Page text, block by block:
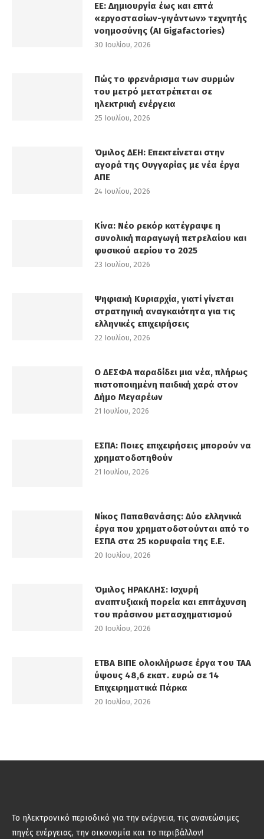
ΕΕ: Δημιουργία έως και επτά
«εργοστασίων-γιγάντων» τεχνητής
νοημοσύνης (AI Gigafactories)
30 Ιουλίου, 2026
Πώς το φρενάρισμα των συρμών
του μετρό μετατρέπεται σε
ηλεκτρική ενέργεια
25 Ιουλίου, 2026
Όμιλος ΔΕΗ: Επεκτείνεται στην
αγορά της Ουγγαρίας με νέα έργα
ΑΠΕ
24 Ιουλίου, 2026
Κίνα: Νέο ρεκόρ κατέγραψε η
συνολική παραγωγή πετρελαίου και
φυσικού αερίου το 2025
23 Ιουλίου, 2026
Ψηφιακή Κυριαρχία, γιατί γίνεται
στρατηγική αναγκαιότητα για τις
ελληνικές επιχειρήσεις
22 Ιουλίου, 2026
Ο ΔΕΣΦΑ παραδίδει μια νέα, πλήρως
πιστοποιημένη παιδική χαρά στον
Δήμο Μεγαρέων
21 Ιουλίου, 2026
ΕΣΠΑ: Ποιες επιχειρήσεις μπορούν να
χρηματοδοτηθούν
21 Ιουλίου, 2026
Νίκος Παπαθανάσης: Δύο ελληνικά
έργα που χρηματοδοτούνται από το
ΕΣΠΑ στα 25 κορυφαία της Ε.Ε.
20 Ιουλίου, 2026
Όμιλος ΗΡΑΚΛΗΣ: Ισχυρή
αναπτυξιακή πορεία και επιτάχυνση
του πράσινου μετασχηματισμού
20 Ιουλίου, 2026
ΕΤΒΑ ΒΙΠΕ ολοκλήρωσε έργα του ΤΑΑ
ύψους 48,6 εκατ. ευρώ σε 14
Επιχειρηματικά Πάρκα
20 Ιουλίου, 2026
Το ηλεκτρονικό περιοδικό για την ενέργεια, τις ανανεώσιμες
πηγές ενέργειας, την οικονομία και το περιβάλλον!